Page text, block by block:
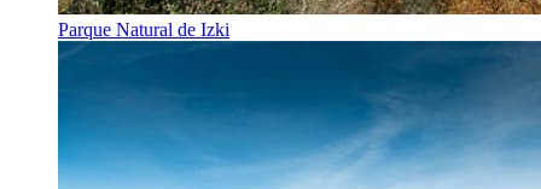
Parque Natural de Izki